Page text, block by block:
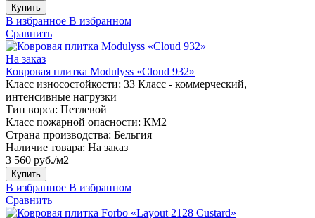
Купить
В избранное В избранном
Сравнить
На заказ
Ковровая плитка Modulyss «Cloud 932»
Класс износостойкости: 33 Класс - коммерческий,
интенсивные нагрузки
Тип ворса: Петлевой
Класс пожарной опасности: КМ2
Страна производства: Бельгия
Наличие товара: На заказ
3 560 руб./м2
Купить
В избранное В избранном
Сравнить